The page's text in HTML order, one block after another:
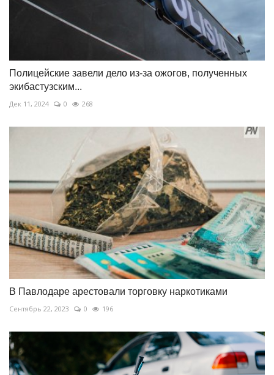
Полицейские завели дело из-за ожогов, полученных
экибастузским...
Дек 11, 2024 0 268
В Павлодаре арестовали торговку наркотиками
Сентябрь 22, 2023 0 196